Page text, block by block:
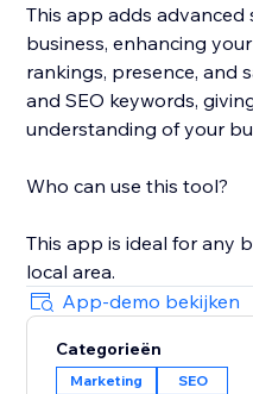
This app adds
business, enhancing
rankings, presence, and
and SEO keywords,
understanding of your
Who can use this tool?
This app is ideal for any
local area.
App-demo bekijken
Categorieën
Marketing SEO